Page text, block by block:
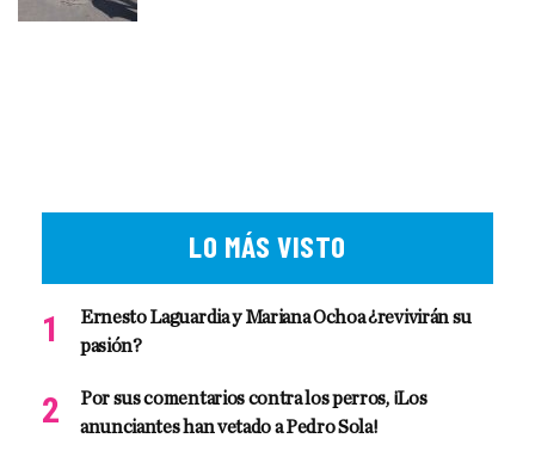
LO MÁS VISTO
Ernesto Laguardia y Mariana Ochoa ¿revivirán su
pasión?
Por sus comentarios contra los perros, ¡Los
anunciantes han vetado a Pedro Sola!